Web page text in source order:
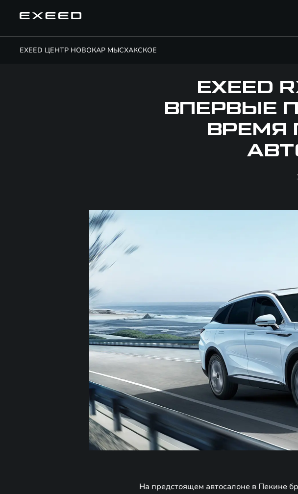
EXEED ЦЕНТР НОВОКАР МЫСХАКСКОЕ
EXEED
ВПЕРВЫЕ
ВРЕМЯ
На предстоящем автосалоне в Пекине